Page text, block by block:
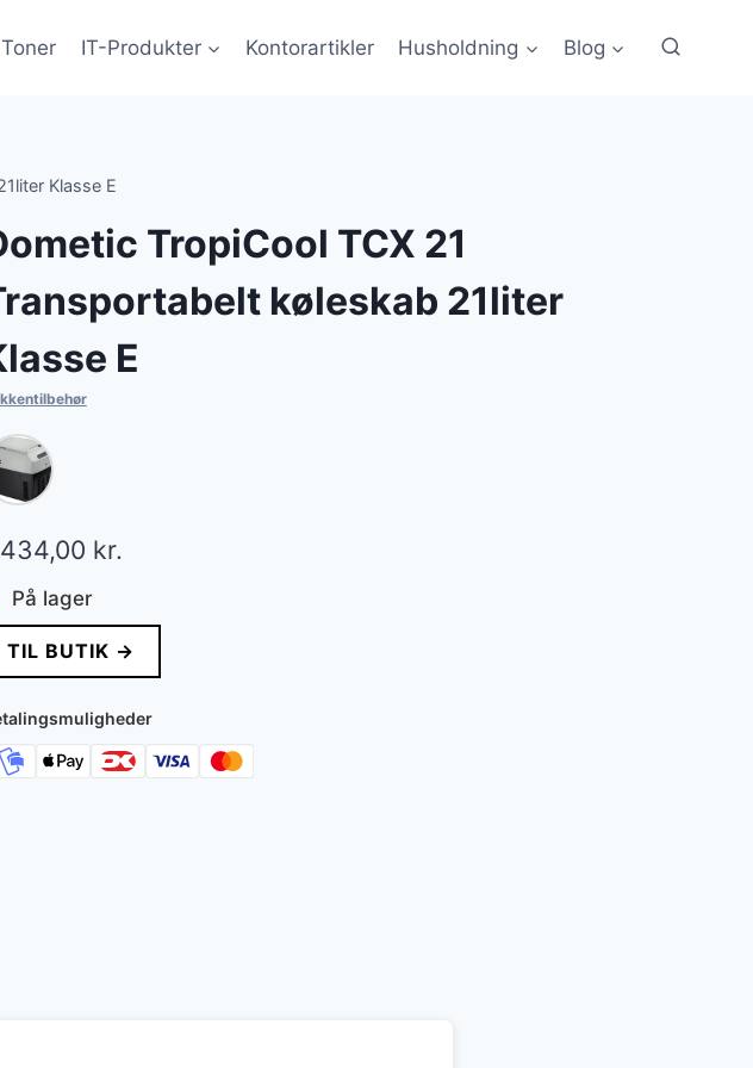
IT-Produkter Kontorartikler Husholdning Blog
Klasse E
TropiCool TCX 21
køleskab 21liter
E
kr.
På lager
TIL BUTIK →